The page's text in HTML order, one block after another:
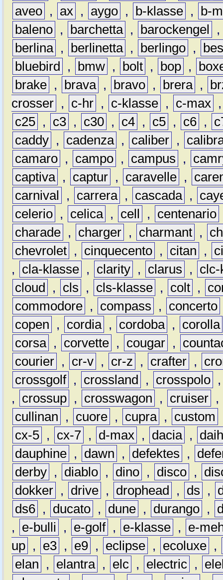
aveo , ax , aygo , b-klasse ,
b-
baleno , barchetta , barockengel
berlina , berlinetta , berlingo ,
bluebird
, bmw , bolt , bop ,
brake , brava , bravo , brera ,
crosser , c-hr , c-klasse , c-max
c25 , c3 , c30 , c4 , c5 , c6 ,
caddy , cadenza , caliber ,
camaro , campo , campus ,
captiva , captur , caravelle ,
carnival
, carrera , cascada ,
celerio , celica , cell , centenario
charade , charger , charmant ,
chevrolet , cinquecento , citan ,
,
cla-klasse , clarity , clarus ,
clc-
cloud
, cls , cls-klasse , colt ,
commodore , compass , concerto
copen
, cordia , cordoba ,
corolla
corsa , corvette , cougar ,
courier , cr-v , cr-z , crafter ,
crossgolf , crossland , crosspolo
,
crossup , crosswagon , cruiser ,
cullinan
, cuore , cupra , custom
cx-5 , cx-7 , d-max , dacia ,
dauphine , dawn , defektes ,
derby , diablo , dino , disco ,
dokker , drive , drophead , ds ,
ds6 , ducato , dune , durango ,
,
e-bulli , e-golf , e-klasse ,
e-
up , e3 , e9 , eclipse , ecoluxe ,
elan
, elantra , elc , electric ,